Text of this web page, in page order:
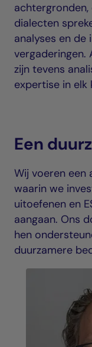
achtergronden,
dialecten
analyses en
vergaderingen.
zijn tevens
expertise in elk
Een
Wij voeren een
waarin we
uitoefenen en
aangaan. Ons
hen
duurzamere